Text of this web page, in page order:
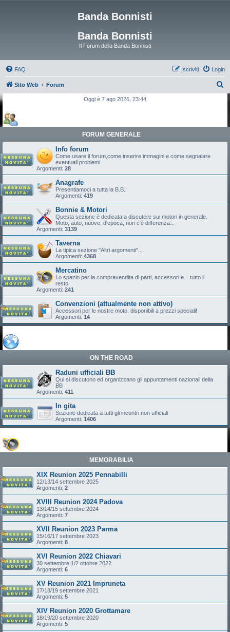
Banda Bonnisti
Banda Bonnisti
Il Forum della Banda Bonnisti
FAQ Login
Iscriviti
Sito Web Forum
Oggi è 7 ago 2026, 23:44
FORUM GENERALE
Info forum
Come usare il forum,come inserire immagini e come segnalare
eventuali problemi
Argomenti: 28
Anagrafe
Presentiamoci a tutta la B.B.!
Argomenti: 419
Bonnie & Motori
Questa sezione è dedicata a discutere sui motori in generale.
Moto, auto, nuove, d'epoca, non c'è differenza...
Argomenti: 3139
Taverna
La tipica sezione "Altri argomenti"...
Argomenti: 4368
Mercatino
Lo spazio per la compravendita di parti, accessori e... tutto il
resto
Argomenti: 241
Convenzioni (attualmente non attivo)
Accessori per le nostre moto, disponibili a prezzi speciali!
Argomenti: 14
ON THE ROAD
Raduni ufficiali BB
Qui si discutono ed organizzano gli appuntamenti nazionali della
BB
Argomenti: 411
In gita
Sezione dedicata a tutti gli incontri non ufficiali
Argomenti: 1406
MEMORABILIA
XIX Reunion 2025 Pennabilli
12/13/14 settembre 2025
Argomenti: 2
XVIII Reunion 2024 Padova
13/14/15 settembre 2024
Argomenti: 7
XVII Reunion 2023 Parma
15/16/17 settembre 2023
Argomenti: 8
XVI Reunion 2022 Chiavari
30 settembre 1/2 ottobre 2022
Argomenti: 6
XV Reunion 2021 Impruneta
17/18/19 settembre 2021
Argomenti: 5
XIV Reunion 2020 Grottamare
18/19/20 settembre 2020
Argomenti: 5